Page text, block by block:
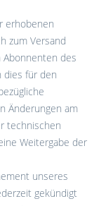
erhobenen
zum Versand
des
dies für den
Änderungen am
technischen
Weitergabe der
unseres
gekündigt